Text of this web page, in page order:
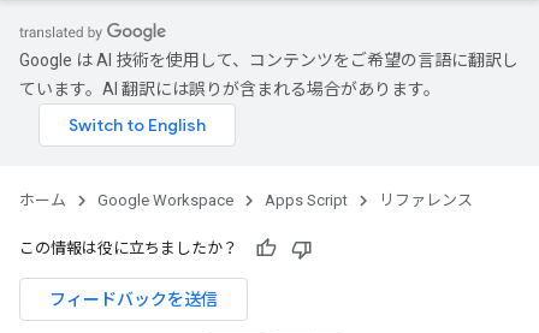
Google は AI 技術を使用して、コンテンツをご希望の言語に翻訳し
ています。AI 翻訳には誤りが含まれる場合があります。
ホーム Google Workspace Apps Script リファレンス
この情報は役に立ちましたか？
フィードバックを送信